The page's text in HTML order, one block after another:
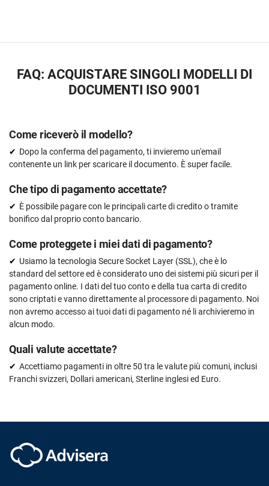
FAQ: ACQUISTARE SINGOLI MODELLI DI
DOCUMENTI ISO 9001
Come riceverò il modello?
Dopo la conferma del pagamento, ti invieremo un'email
contenente un link per scaricare il documento. È super facile.
Che tipo di pagamento accettate?
È possibile pagare con le principali carte di credito o tramite
bonifico dal proprio conto bancario.
Come proteggete i miei dati di pagamento?
Usiamo la tecnologia Secure Socket Layer (SSL), che è lo
standard del settore ed è considerato uno dei sistemi più sicuri per il
pagamento online. I dati del tuo conto e della tua carta di credito
sono criptati e vanno direttamente al processore di pagamento. Noi
non avremo accesso ai tuoi dati di pagamento né li archivieremo in
alcun modo.
Quali valute accettate?
Accettiamo pagamenti in oltre 50 tra le valute più comuni, inclusi
Franchi svizzeri, Dollari americani, Sterline inglesi ed Euro.